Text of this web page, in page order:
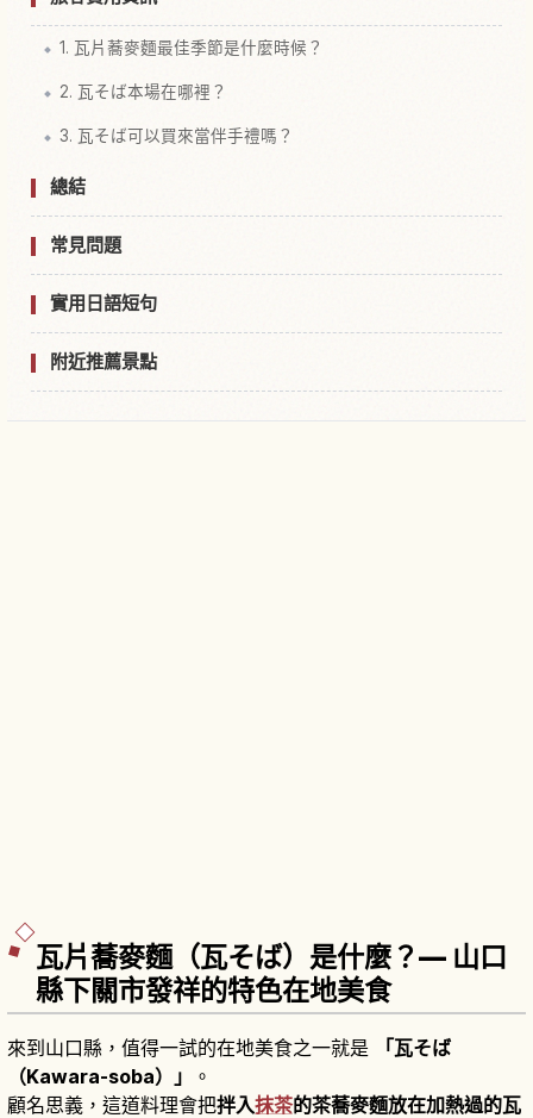
1. 瓦片蕎麥麵最佳季節是什麼時候？
2. 瓦そば本場在哪裡？
3. 瓦そば可以買來當伴手禮嗎？
總結
常見問題
實用日語短句
附近推薦景點
瓦片蕎麥麵（瓦そば）是什麼？— 山口
縣下關市發祥的特色在地美食
來到山口縣，值得一試的在地美食之一就是
「瓦そば
（Kawara-soba）」
。
顧名思義，這道料理會把拌入抹茶的茶蕎麥麵放在加熱過的瓦